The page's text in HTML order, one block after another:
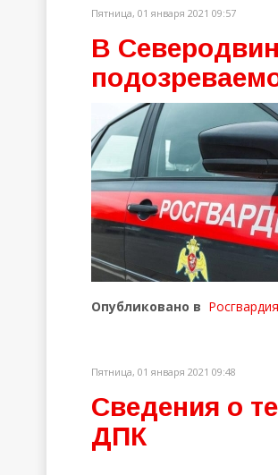
Пятница, 01 января 2021 09:57
В
Опубликовано в Росгвардия
Пятница, 01 января 2021 09:48
Сведения о
ДПК